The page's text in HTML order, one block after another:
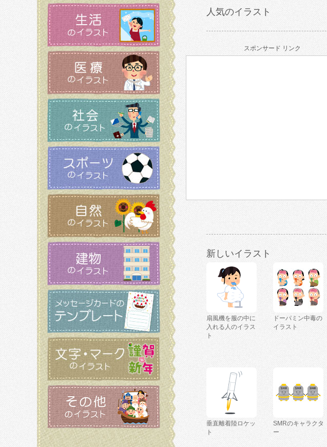
人気のイラスト
スポンサード リンク
新しいイラスト
扇風機を服の中に
入れる人のイラス
ト
ドーパミン中毒の
イラスト
垂直離着陸ロケッ
ト
SMRのキャラクタ
ー